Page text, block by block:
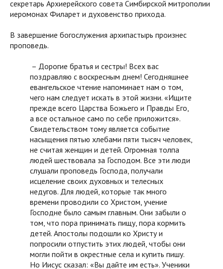
секретарь Архиерейского совета Симбирской митрополии
иеромонах Филарет и духовенство прихода.
В завершение богослужения архипастырь произнес
проповедь.
– Дорогие братья и сестры! Всех вас
поздравляю с воскресным днем! Сегодняшнее
евангельское чтение напоминает нам о том,
чего нам следует искать в этой жизни. «Ищите
прежде всего Царства Божьего и Правды Его,
а все остальное само по себе приложится».
Свидетельством тому является событие
насыщения пятью хлебами пяти тысяч человек,
не считая женщин и детей. Огромная толпа
людей шествовала за Господом. Все эти люди
слушали проповедь Господа, получали
исцеление своих духовных и телесных
недугов. Для людей, которые так много
времени проводили со Христом, учение
Господне было самым главным. Они забыли о
том, что пора принимать пищу, пора кормить
детей. Апостолы подошли ко Христу и
попросили отпустить этих людей, чтобы они
могли пойти в окрестные села и купить пишу.
Но Иисус сказал: «Вы дайте им есть». Ученики